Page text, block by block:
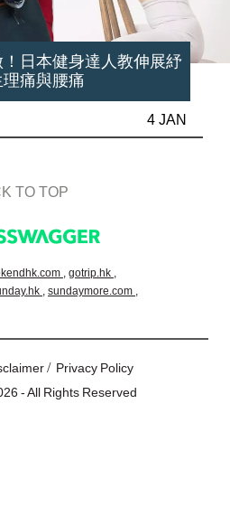
日本健身達人教伸展紓
痛與腰痛
4 JAN
TO TOP
, gotrip.hk ,
, sundaymore.com ,
/ Privacy Policy
- All Rights Reserved